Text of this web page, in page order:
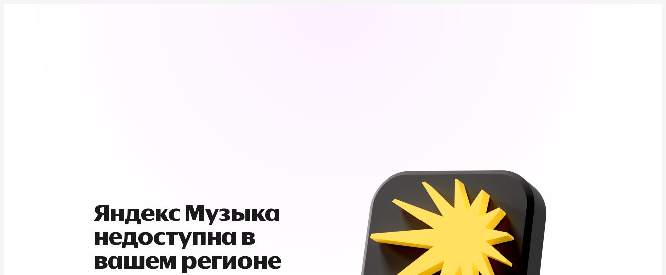
Яндекс Музыка
недоступна в
вашем регионе